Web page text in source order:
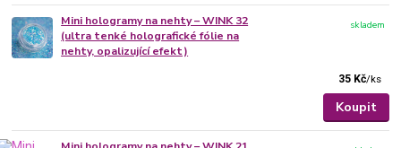
Mini hologramy na nehty – WINK 32
(ultra tenké holografické fólie na
nehty, opalizující efekt)
35 Kč/ks
skladem
Koupit